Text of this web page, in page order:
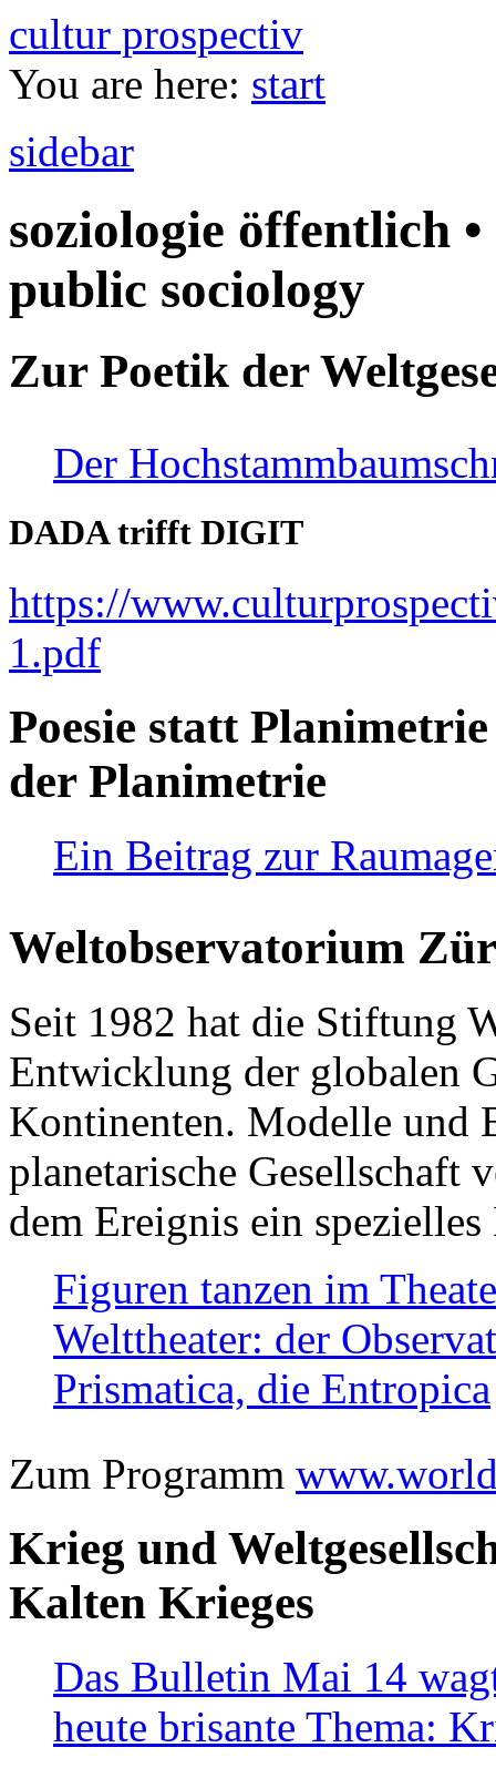
cultur prospectiv
You are here: start
sidebar
soziologie öffentlich
public sociology
Zur Poetik der
Der
DADA trifft DIGIT
https://
1.pdf
Poesie statt
der Planimetrie
Ein Beitrag zur
Weltobservatorium
Seit 1982 hat die Stiftung
Entwicklung der globalen
Kontinenten. Modelle und
planetarische Gesellschaft
dem Ereignis ein
Figuren tanzen im
Welttheater: der
Prismatica, die Entropica
Zum Programm
Krieg und
Kalten Krieges
Das Bulletin Mai 14
heute brisante Thema: